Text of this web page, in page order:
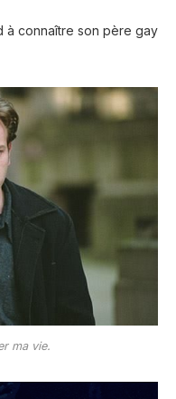
à connaître son père gay
ma vie.